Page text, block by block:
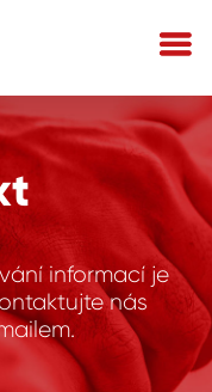
informací je
nás